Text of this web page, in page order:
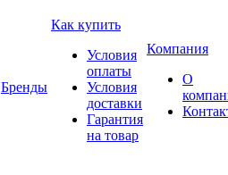
Бренды
Как купить
Условия
оплаты
Условия
доставки
Гарантия
на товар
Компания
О